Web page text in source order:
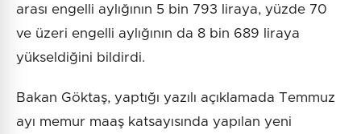
arası engelli aylığının 5 bin 793 liraya, yüzde 70
ve üzeri engelli aylığının da 8 bin 689 liraya
yükseldiğini bildirdi.
Bakan Göktaş, yaptığı yazılı açıklamada Temmuz
ayı memur maaş katsayısında yapılan yeni